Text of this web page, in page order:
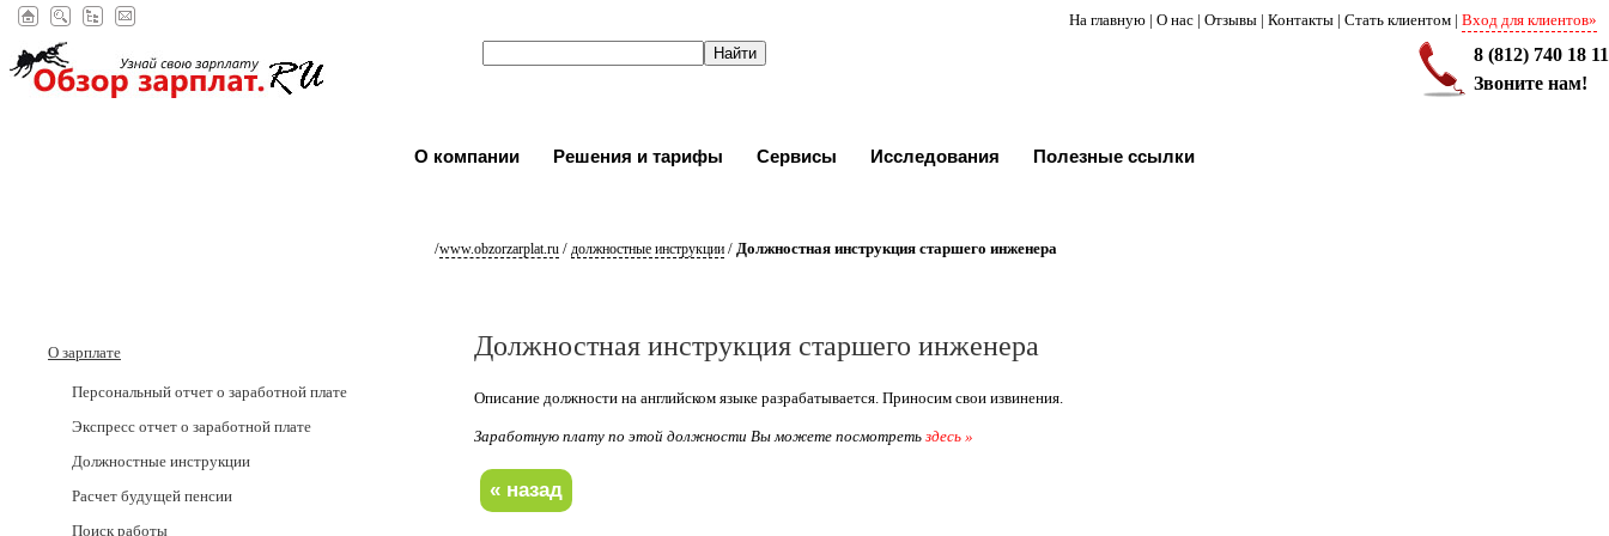
На главную | О нас | Отзывы | Контакты | Стать клиентом | Вход для клиентов»
8 (812) 740 18 11
Звоните нам!
О компании Решения и тарифы Сервисы Исследования Полезные ссылки
/www.obzorzarplat.ru/ должностные инструкции/ Должностная инструкция старшего инженера
О зарплате
Персональный отчет о заработной плате
Экспресс отчет о заработной плате
Должностные инструкции
Расчет будущей пенсии
Поиск работы
Должностная инструкция старшего инженера
Описание должности на английском языке разрабатывается. Приносим свои извинения.
Заработную плату по этой должности Вы можете посмотретьздесь »